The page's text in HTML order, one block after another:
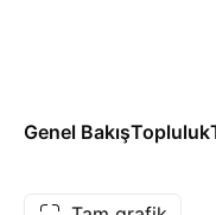
Genel BakışTopluluk